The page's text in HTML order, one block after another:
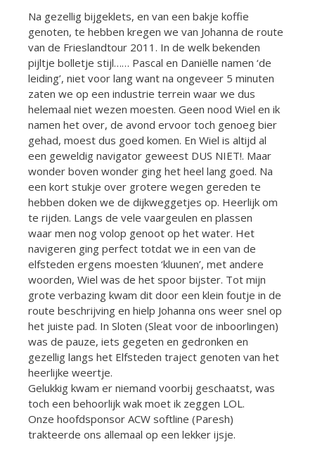
Na gezellig bijgeklets, en van een bakje koffie
genoten, te hebben kregen we van Johanna de route
van de Frieslandtour 2011. In de welk bekenden
pijltje bolletje stijl…… Pascal en Daniëlle namen ‘de
leiding’, niet voor lang want na ongeveer 5 minuten
zaten we op een industrie terrein waar we dus
helemaal niet wezen moesten. Geen nood Wiel en ik
namen het over, de avond ervoor toch genoeg bier
gehad, moest dus goed komen. En Wiel is altijd al
een geweldig navigator geweest DUS NIET!. Maar
wonder boven wonder ging het heel lang goed. Na
een kort stukje over grotere wegen gereden te
hebben doken we de dijkweggetjes op. Heerlijk om
te rijden. Langs de vele vaargeulen en plassen
waar men nog volop genoot op het water. Het
navigeren ging perfect totdat we in een van de
elfsteden ergens moesten ‘kluunen’, met andere
woorden, Wiel was de het spoor bijster. Tot mijn
grote verbazing kwam dit door een klein foutje in de
route beschrijving en hielp Johanna ons weer snel op
het juiste pad. In Sloten (Sleat voor de inboorlingen)
was de pauze, iets gegeten en gedronken en
gezellig langs het Elfsteden traject genoten van het
heerlijke weertje.
Gelukkig kwam er niemand voorbij geschaatst, was
toch een behoorlijk wak moet ik zeggen LOL.
Onze hoofdsponsor ACW softline (Paresh)
trakteerde ons allemaal op een lekker ijsje.